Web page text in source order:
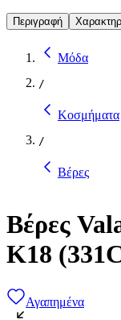
Περιγραφή
Μόδα
/
Κοσμήματα
/
Βέρες
Βέρες
Κ18
Αγαπημένα